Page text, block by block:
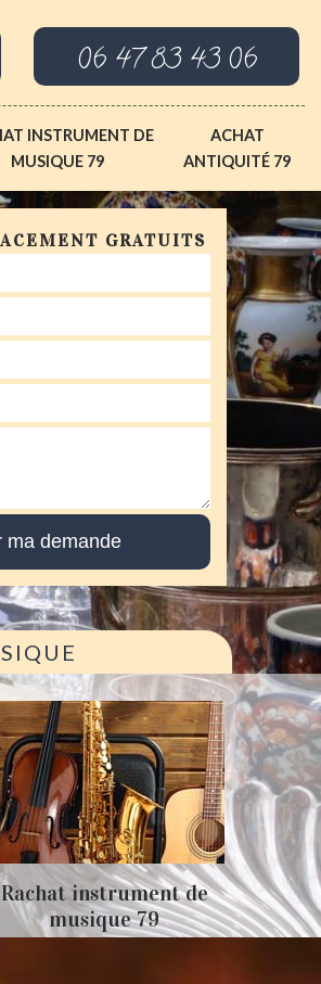
06 47 83 43 06
INSTRUMENT DE
MUSIQUE 79
ACHAT
ANTIQUITÉ 79
GRATUITS
Rachat instrument de
musique 79